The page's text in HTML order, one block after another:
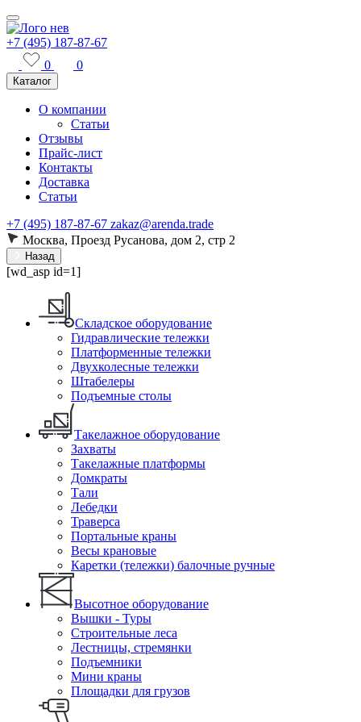
+7 (495) 187-87-67
0
0
Каталог
О компании
Статьи
Отзывы
Прайс-лист
Контакты
Доставка
Статьи
+7 (495) 187-87-67 zakaz@arenda.trade
Москва, Проезд Русанова, дом 2, стр 2
Назад
[wd_asp id=1]
Складское оборудование
Гидравлические тележки
Платформенные тележки
Двухколесные тележки
Штабелеры
Подъемные столы
Такелажное оборудование
Захваты
Такелажные платформы
Домкраты
Тали
Лебедки
Траверса
Портальные краны
Весы крановые
Каретки (тележки) балочные ручные
Высотное оборудование
Вышки - Туры
Строительные леса
Лестницы, стремянки
Подъемники
Мини краны
Площадки для грузов